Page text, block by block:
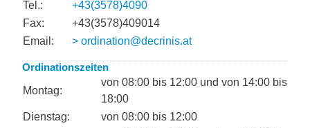
Tel.:
+43(3578)4090
Fax:
+43(3578)409014
Email:
> ordination@decrinis.at
Ordinationszeiten
Montag:
von 08:00 bis 12:00 und von 14:00 bis
18:00
Dienstag:
von 08:00 bis 12:00